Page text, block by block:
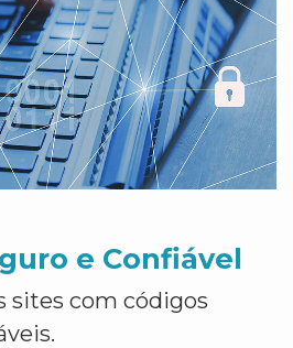
e Confiável
sites com códigos